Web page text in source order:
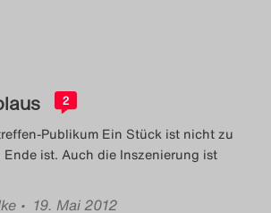
2
Publikum Ein Stück ist nicht zu
Ende ist. Auch die Inszenierung ist
• 19. Mai 2012